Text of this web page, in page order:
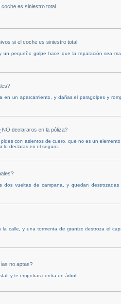
coche es siniestro total
si el coche es siniestro total
pequeño golpe hace que la reparación sea
en un aparcamiento, y dañas el paragolpes y
NO declararos en la póliza?
con asientos de cuero, que no es un
lo declaras en el seguro.
dos vueltas de campana, y quedan destrozadas
la calle, y una tormenta de granizo destroza el
no aptas?
y te empotras contra un árbol.